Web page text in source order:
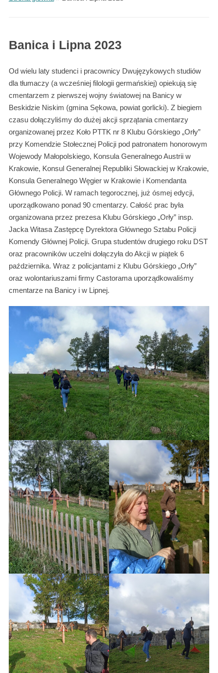
Banica i Lipna 2023
Od wielu laty studenci i pracownicy Dwujęzykowych studiów
dla tłumaczy (a wcześniej filologii germańskiej) opiekują się
cmentarzem z pierwszej wojny światowej na Banicy w
Beskidzie Niskim (gmina Sękowa, powiat gorlicki). Z biegiem
czasu dołączyliśmy do dużej akcji sprzątania cmentarzy
organizowanej przez Koło PTTK nr 8 Klubu Górskiego „Orły”
przy Komendzie Stołecznej Policji pod patronatem honorowym
Wojewody Małopolskiego, Konsula Generalnego Austrii w
Krakowie, Konsul Generalnej Republiki Słowackiej w Krakowie,
Konsula Generalnego Węgier w Krakowie i Komendanta
Głównego Policji. W ramach tegorocznej, już ósmej edycji,
uporządkowano ponad 90 cmentarzy. Całość prac była
organizowana przez prezesa Klubu Górskiego „Orły” insp.
Jacka Witasa Zastępcę Dyrektora Głównego Sztabu Policji
Komendy Głównej Policji. Grupa studentów drugiego roku DST
oraz pracowników uczelni dołączyła do Akcji w piątek 6
października. Wraz z policjantami z Klubu Górskiego „Orły”
oraz wolontariuszami firmy Castorama uporządkowaliśmy
cmentarze na Banicy i w Lipnej.